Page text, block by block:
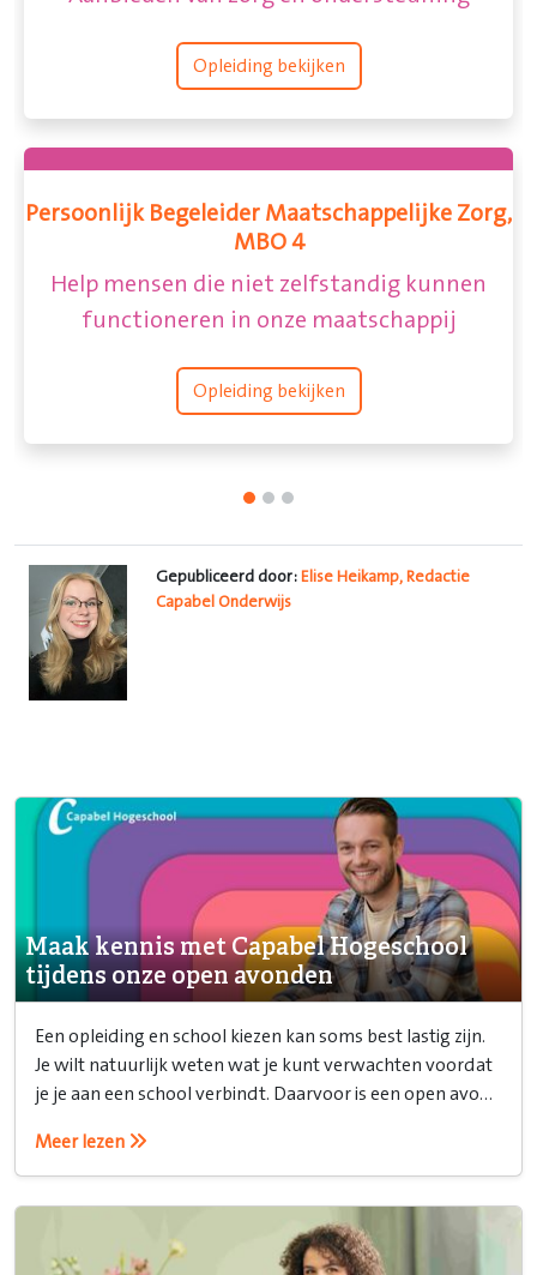
Zorg,
kunnen
Apothekersassistent, MBO 4
Jij helpt patiënten bij het krijgen
Opleiding bekijken
Gepubliceerd door: Elise Heikamp, Redactie
Capabel Onderwijs
Maak kennis met Capabel Hogeschool
tijdens onze open avonden
Een opleiding en school kiezen kan soms best lastig zijn.
Je wilt natuurlijk weten wat je kunt verwachten voordat
je je aan een school verbindt. Daarvoor is een open avond
Meer lezen